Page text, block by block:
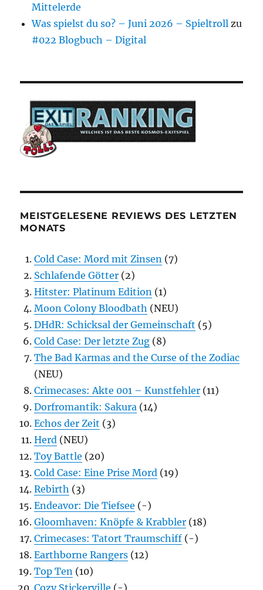
Mittelerde
Was spielst du so? – Juni 2026 – Spieltroll zu
#022 Blogbuch – Digital
MEISTGELESENE REVIEWS DES LETZTEN
MONATS
Cold Case: Mord mit Zinsen (7)
Schlafende Götter (2)
Hitster: Platinum Edition (1)
Moon Colony Bloodbath (NEU)
DHdR: Schicksal der Gemeinschaft (5)
Cold Case: Der letzte Zug (8)
The Bad Karmas and the Curse of the Zodiac
(NEU)
Crimecases: Akte 001 – Kunstfehler (11)
Dorfromantik: Sakura (14)
Echos der Zeit (3)
Herd (NEU)
Toy Battle (20)
Cold Case: Eine Prise Mord (19)
Rebirth (3)
Endeavor: Die Tiefsee (-)
Gloomhaven: Knöpfe & Krabbler (18)
Crimecases: Tatort Traumschiff (-)
Earthborne Rangers (12)
Top Ten (10)
Cozy Stickerville (-)